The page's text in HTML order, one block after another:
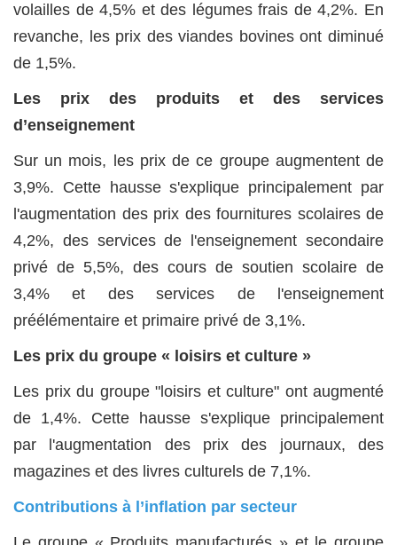
volailles de 4,5% et des légumes frais de 4,2%. En
revanche, les prix des viandes bovines ont diminué
de 1,5%.
Les prix des produits et des services
d’enseignement
Sur un mois, les prix de ce groupe augmentent de
3,9%. Cette hausse s'explique principalement par
l'augmentation des prix des fournitures scolaires de
4,2%, des services de l'enseignement secondaire
privé de 5,5%, des cours de soutien scolaire de
3,4% et des services de l'enseignement
préélémentaire et primaire privé de 3,1%.
Les prix du groupe « loisirs et culture »
Les prix du groupe "loisirs et culture" ont augmenté
de 1,4%. Cette hausse s'explique principalement
par l'augmentation des prix des journaux, des
magazines et des livres culturels de 7,1%.
Contributions à l’inflation par secteur